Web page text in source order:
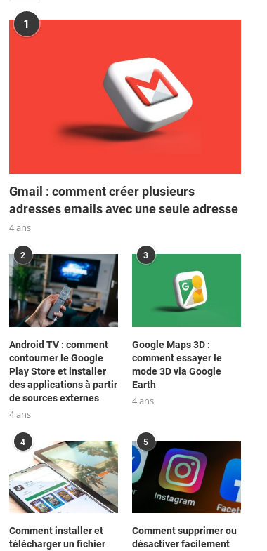
1
Gmail : comment créer plusieurs
adresses emails avec une seule adresse
4 ans
2
Android TV : comment
contourner le Google
Play Store et installer
des applications à partir
de sources externes
4 ans
3
Google Maps 3D :
comment essayer le
mode 3D via Google
Earth
4 ans
4
Comment installer et
télécharger un fichier
5
Comment supprimer ou
désactiver facilement